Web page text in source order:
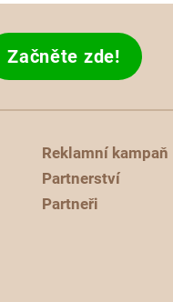
Začněte zde!
Reklamní kampaň
Partnerství
Partneři